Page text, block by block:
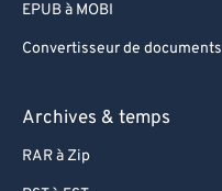
EPUB à MOBI
Convertisseur de documents
Archives & temps
RAR à Zip